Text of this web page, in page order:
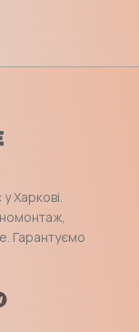
Харкові.
Гарантуємо